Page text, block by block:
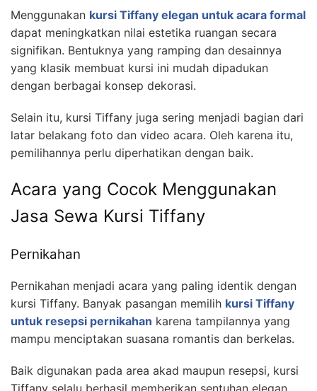
Menggunakan kursi Tiffany elegan untuk acara formal
dapat meningkatkan nilai estetika ruangan secara
signifikan. Bentuknya yang ramping dan desainnya
yang klasik membuat kursi ini mudah dipadukan
dengan berbagai konsep dekorasi.
Selain itu, kursi Tiffany juga sering menjadi bagian dari
latar belakang foto dan video acara. Oleh karena itu,
pemilihannya perlu diperhatikan dengan baik.
Acara yang Cocok Menggunakan
Jasa Sewa Kursi Tiffany
Pernikahan
Pernikahan menjadi acara yang paling identik dengan
kursi Tiffany. Banyak pasangan memilih kursi Tiffany
untuk resepsi pernikahan karena tampilannya yang
mampu menciptakan suasana romantis dan berkelas.
Baik digunakan pada area akad maupun resepsi, kursi